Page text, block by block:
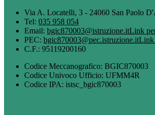
Via A. Locatelli, 3 - 24060 San Paolo
Tel: 035 958 054
Email: bgic870003@istruzione.itLink
PEC: bgic870003@pec.istruzione.itLink
C.F.: 95119200160
Codice Meccanografico: BGIC870003
Codice Univoco Ufficio: UFMM4R
Codice IPA: istsc_bgic870003